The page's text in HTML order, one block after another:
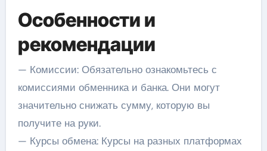
Особенности и
рекомендации
— Комиссии: Обязательно ознакомьтесь с
комиссиями обменника и банка. Они могут
значительно снижать сумму, которую вы
получите на руки.
— Курсы обмена: Курсы на разных платформах